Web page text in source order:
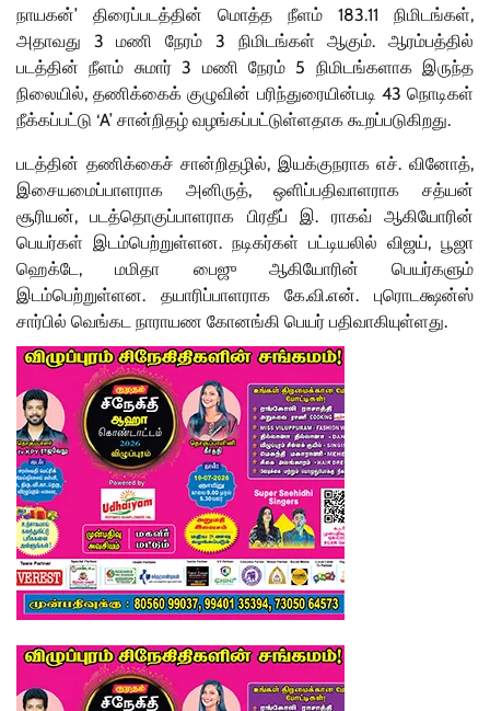
நாயகன்’ திரைப்படத்தின் மொத்த நீளம் 183.11 நிமிடங்கள்,
அதாவது 3 மணி நேரம் 3 நிமிடங்கள் ஆகும். ஆரம்பத்தில்
படத்தின் நீளம் சுமார் 3 மணி நேரம் 5 நிமிடங்களாக இருந்த
நிலையில், தணிக்கைக் குழுவின் பரிந்துரையின்படி 43 நொடிகள்
நீக்கப்பட்டு ‘A’ சான்றிதழ் வழங்கப்பட்டுள்ளதாக கூறப்படுகிறது.
படத்தின் தணிக்கைச் சான்றிதழில், இயக்குநராக எச். வினோத்,
இசையமைப்பாளராக அனிருத், ஒளிப்பதிவாளராக சத்யன்
சூரியன், படத்தொகுப்பாளராக பிரதீப் இ. ராகவ் ஆகியோரின்
பெயர்கள் இடம்பெற்றுள்ளன. நடிகர்கள் பட்டியலில் விஜய், பூஜா
ஹெக்டே, மமிதா பைஜு ஆகியோரின் பெயர்களும்
இடம்பெற்றுள்ளன. தயாரிப்பாளராக கே.வி.என். புரொடக்ஷன்ஸ்
சார்பில் வெங்கட நாராயண கோனங்கி பெயர் பதிவாகியுள்ளது.